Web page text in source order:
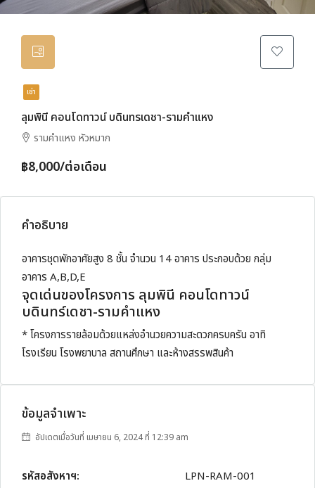
เช่า
ลุมพินี คอนโดทาวน์ บดินทรเดชา-รามคำแหง
รามคำแหง หัวหมาก
฿8,000/ต่อเดือน
คำอธิบาย
อาคารชุดพักอาศัยสูง 8 ชั้น จำนวน 14 อาคาร ประกอบด้วย กลุ่ม
อาคาร A,B,D,E
จุดเด่นของโครงการ ลุมพินี คอนโดทาวน์
บดินทร์เดชา-รามคำแหง
* โครงการรายล้อมด้วยแหล่งอำนวยความสะดวกครบครัน อาทิ
โรงเรียน โรงพยาบาล สถานศึกษา และห้างสรรพสินค้า
ข้อมูลจำเพาะ
อัปเดตเมื่อวันที่ เมษายน 6, 2024 ที่ 12:39 am
รหัสอสังหาฯ:
LPN-RAM-001